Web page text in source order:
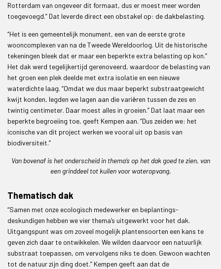
Rotterdam van ongeveer dit formaat, dus er moest meer worden
toegevoegd.” Dat leverde direct een obstakel op: de dakbelasting.
“Het is een gemeentelijk monument, een van de eerste grote
wooncomplexen van na de Tweede Wereldoorlog. Uit de historische
tekeningen bleek dat er maar een beperkte extra belasting op kon.”
Het dak werd tegelijkertijd gerenoveerd, waardoor de belasting van
het groen een plek deelde met extra isolatie en een nieuwe
waterdichte laag. “Omdat we dus maar beperkt substraatgewicht
kwijt konden, legden we lagen aan die variëren tussen de zes en
twintig centimeter. Daar moest alles in groeien.” Dat laat maar een
beperkte begroeiing toe, geeft Kempen aan. “Dus zeiden we: het
iconische van dit project werken we vooral uit op basis van
biodiversiteit.”
Van bovenaf is het onderscheid in thema’s op het dak goed te zien, van
een grinddeel tot kuilen voor wateropvang.
Thematisch dak
“Samen met onze ecologisch medewerker en beplantings-
deskundigen hebben we vier thema’s uitgewerkt voor het dak.
Uitgangspunt was om zoveel mogelijk plantensoorten een kans te
geven zich daar te ontwikkelen. We wilden daarvoor een natuurlijk
substraat toepassen, om vervolgens niks te doen. Gewoon wachten
tot de natuur zijn ding doet.” Kempen geeft aan dat de